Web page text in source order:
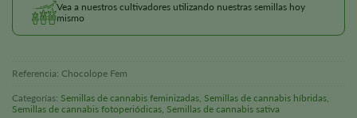
Vea a nuestros cultivadores utilizando nuestras semillas hoy
mismo
Referencia: Chocolope Fem
Categorías: Semillas de cannabis feminizadas, Semillas de cannabis híbridas,
Semillas de cannabis fotoperiódicas, Semillas de cannabis sativa